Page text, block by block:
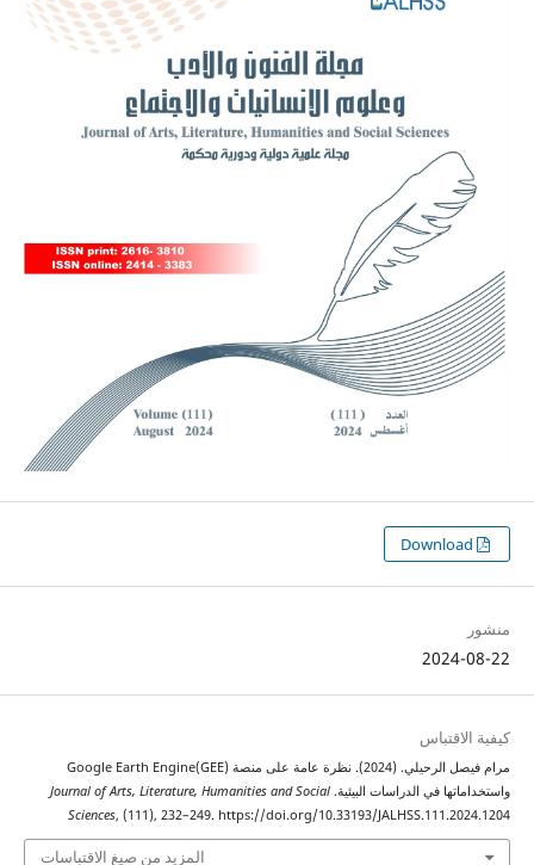
مرام فيصل الرحيلي. (2024). نظرة عامة على منصة Google Earth Engine(GEE)
في الدراسات البيئية. Journal of Arts, Literature, Humanities and Social
Sciences, (111), 232–249. https://doi.org/10.33193/
المزيد من صيغ الاقتباسات